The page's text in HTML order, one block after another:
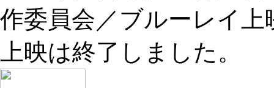
作委員会／ブルーレイ上
上映は終了しました。